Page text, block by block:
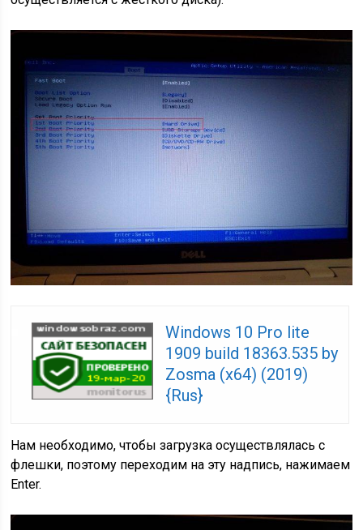
Windows 10 Pro lite
1909 build 18363.535 by
Zosma (x64) (2019)
{Rus}
Нам необходимо, чтобы загрузка осуществлялась с
флешки, поэтому переходим на эту надпись, нажимаем
Enter.